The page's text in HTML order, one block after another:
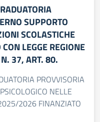
SUPPORTO
SCOLASTICHE
LEGGE REGIONE
37, ART. 80.
PROVVISORIA
NELLE
2026 FINANZIATO